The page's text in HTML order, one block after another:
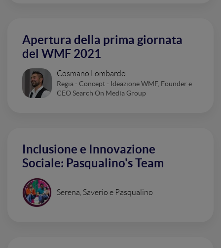
Apertura della prima giornata
del WMF 2021
Cosmano Lombardo
Regia - Concept - Ideazione WMF, Founder e
CEO Search On Media Group
Inclusione e Innovazione
Sociale: Pasqualino's Team
Serena, Saverio e Pasqualino